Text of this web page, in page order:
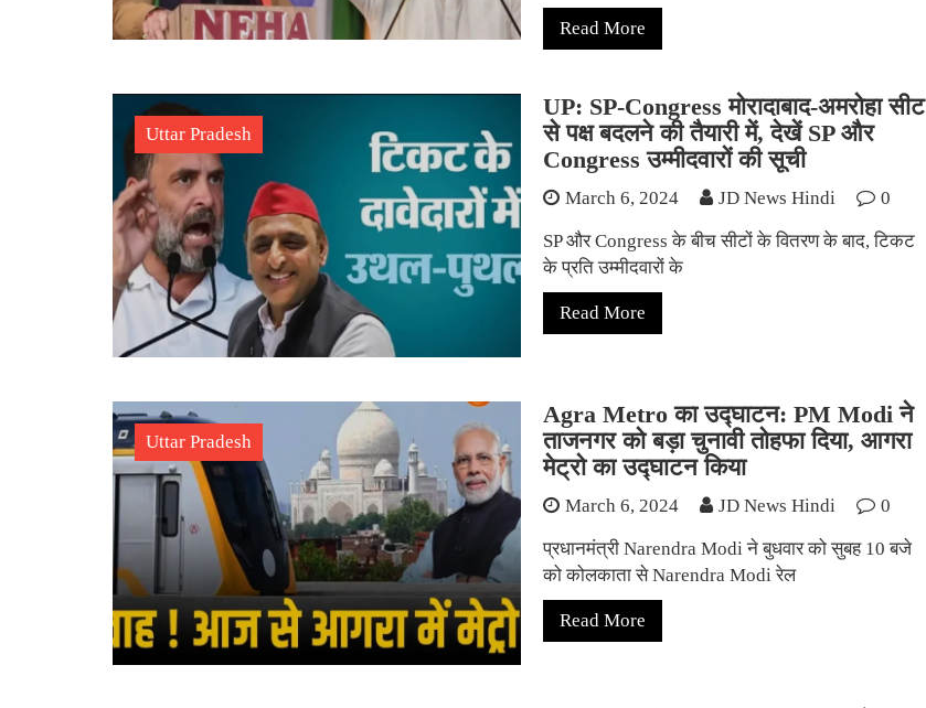
Read More
Uttar Pradesh
UP: SP-Congress मोरादाबाद-अमरोहा सीट
से पक्ष बदलने की तैयारी में, देखें SP और
Congress उम्मीदवारों की सूची
March 6, 2024 JD News Hindi 0
SP और Congress के बीच सीटों के वितरण के बाद, टिकट
के प्रति उम्मीदवारों के
Read More
Uttar Pradesh
Agra Metro का उद्घाटन: PM Modi ने
ताजनगर को बड़ा चुनावी तोहफा दिया, आगरा
मेट्रो का उद्घाटन किया
March 6, 2024 JD News Hindi 0
प्रधानमंत्री Narendra Modi ने बुधवार को सुबह 10 बजे
को कोलकाता से Narendra Modi रेल
Read More